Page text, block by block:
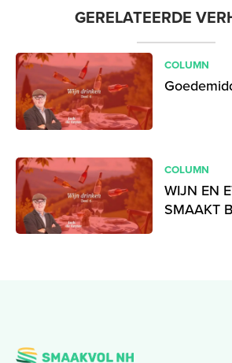
GERELATEERDE
COLUMN
COLUMN
WIJN EN
SMAAKT